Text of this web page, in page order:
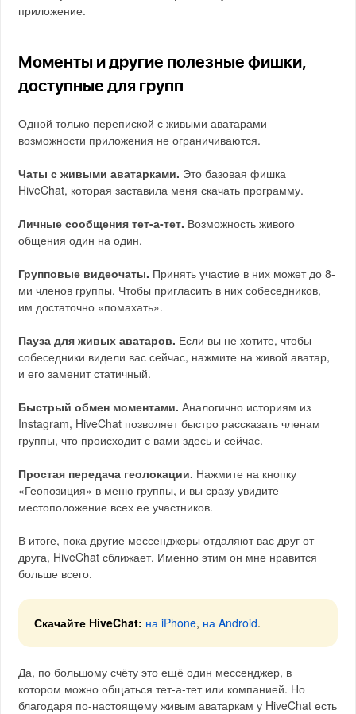
приложение.
Моменты и другие полезные фишки,
доступные для групп
Одной только перепиской с живыми аватарами
возможности приложения не ограничиваются.
Чаты с живыми аватарками. Это базовая фишка
HiveChat, которая заставила меня скачать программу.
Личные сообщения тет-а-тет. Возможность живого
общения один на один.
Групповые видеочаты. Принять участие в них может до 8-
ми членов группы. Чтобы пригласить в них собеседников,
им достаточно «помахать».
Пауза для живых аватаров. Если вы не хотите, чтобы
собеседники видели вас сейчас, нажмите на живой аватар,
и его заменит статичный.
Быстрый обмен моментами. Аналогично историям из
Instagram, HiveChat позволяет быстро рассказать членам
группы, что происходит с вами здесь и сейчас.
Простая передача геолокации. Нажмите на кнопку
«Геопозиция» в меню группы, и вы сразу увидите
местоположение всех ее участников.
В итоге, пока другие мессенджеры отдаляют вас друг от
друга, HiveChat сближает. Именно этим он мне нравится
больше всего.
Скачайте HiveChat: на iPhone, на Android.
Да, по большому счёту это ещё один мессенджер, в
котором можно общаться тет-а-тет или компанией. Но
благодаря по-настоящему живым аватаркам у HiveChat есть